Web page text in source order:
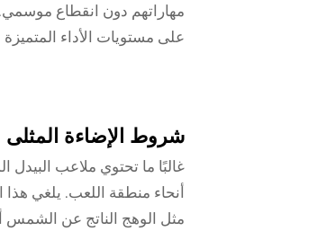
مهاراتهم دون انقطاع موسمي.
على مستويات الأداء
شروط الإضاءة المثلى
غالبًا ما تحتوي ملاعب
أنحاء منطقة اللعب. يلغي هذا
مثل الوهج الناتج عن الشمس